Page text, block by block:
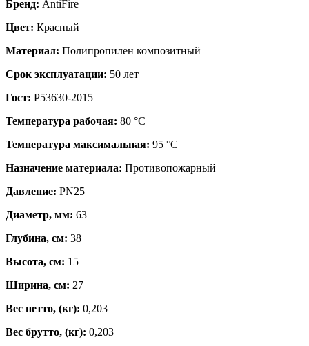
Бренд: AntiFire
Цвет: Красный
Материал: Полипропилен композитный
Срок эксплуатации: 50 лет
Гост: Р53630-2015
Температура рабочая: 80 °С
Температура максимальная: 95 °С
Назначение материала: Противопожарный
Давление: PN25
Диаметр, мм: 63
Глубина, см: 38
Высота, см: 15
Ширина, см: 27
Вес нетто, (кг): 0,203
Вес брутто, (кг): 0,203